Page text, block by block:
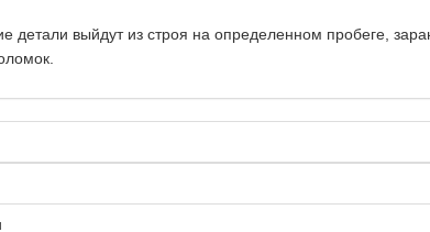
детали выйдут из строя на определенном пробеге,